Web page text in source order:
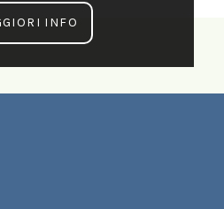
INFO